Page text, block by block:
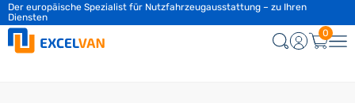
Der europäische Spezialist für Nutzfahrzeugausstattung – zu Ihren
Diensten
Kundendienst täglich von 9:00 bis 12:00 Uhr & von 13:00 bis 17:00 Uhr
0